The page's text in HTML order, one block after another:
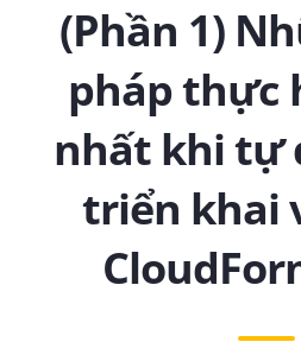
(Phần 1)
pháp thực
nhất khi tự
triển khai